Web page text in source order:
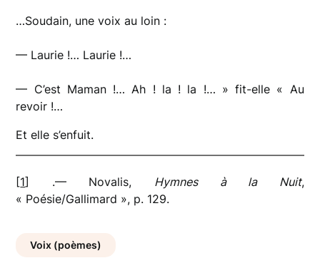
…Soudain, une voix au loin :
— Laurie !… Laurie !…
— C’est Maman !… Ah ! la ! la !… » fit-elle « Au
revoir !…
Et elle s’enfuit.
[1] .— Novalis, Hymnes à la Nuit,
« Poésie/Gallimard », p. 129.
Voix (poèmes)